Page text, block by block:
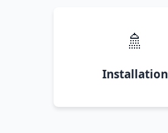
🚿
Installation